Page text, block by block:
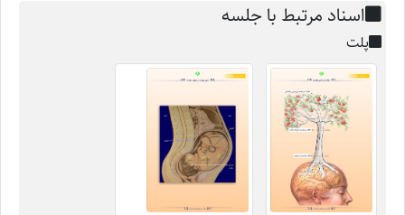
اسناد مرتبط با جلسه
پلت